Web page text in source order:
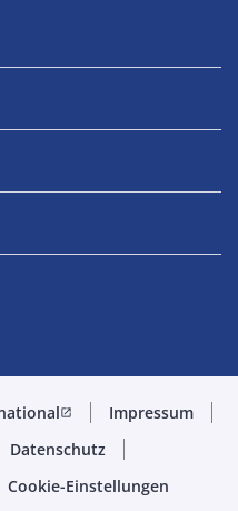
open_in_new
Impressum
Datenschutz
Cookie-Einstellungen